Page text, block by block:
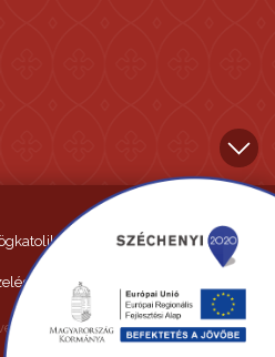
Hittudományi Főiskola
tájékoztató
by